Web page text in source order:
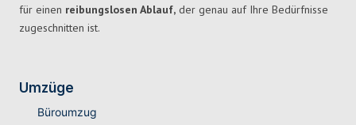
für einen reibungslosen Ablauf, der genau auf Ihre Bedürfnisse
zugeschnitten ist.
Umzüge
Büroumzug